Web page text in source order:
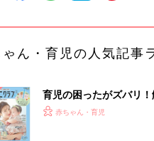
ん・育児の人気記事
育児の困ったがズバリ
『ひよこクラブ 夏号』
赤ちゃん・育児